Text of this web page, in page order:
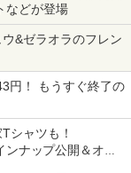
などが登場
&ゼラオラのフレン
円！ もうすぐ終了の
が67%オフで990円
シャツも！
ナップ公開＆オン